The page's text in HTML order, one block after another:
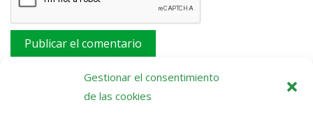
Gestionar el consentimiento
de las cookies
Este sitio usa Akismet para reducir el spam.Aprende
cómo se procesan los datos de tus comentarios.